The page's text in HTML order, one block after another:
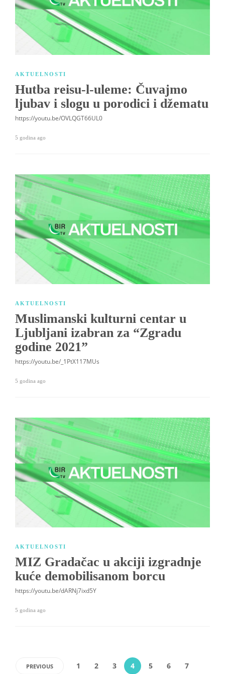
AKTUELNOSTI
Hutba reisu-l-uleme: Čuvajmo
ljubav i slogu u porodici i džematu
https://youtu.be/OVLQGT66UL0
5 godina ago
AKTUELNOSTI
Muslimanski kulturni centar u
Ljubljani izabran za “Zgradu
godine 2021”
https://youtu.be/_1PtX117MUs
5 godina ago
AKTUELNOSTI
MIZ Gradačac u akciji izgradnje
kuće demobilisanom borcu
https://youtu.be/dARNj7ixd5Y
5 godina ago
PREVIOUS 1 2 3 4 5 6 7